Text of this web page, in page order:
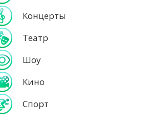
Концерты
Театр
Шоу
Кино
Спорт